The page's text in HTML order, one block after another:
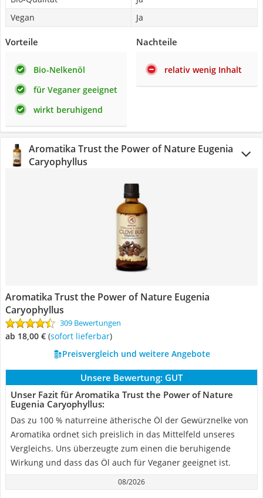
Vegan
Ja
Vorteile
Bio-Nelkenöl
für Veganer geeignet
wirkt beruhigend
Nachteile
relativ wenig Inhalt
Aromatika Trust the Power of Nature Eugenia
Caryophyllus
Aromatika Trust the Power of Nature Eugenia
Caryophyllus
309 Bewertungen
ab 18,00 € ( Sofort lieferbar)
Preisvergleich und weitere Angebote
Unsere Bewertung: GUT
Unser Fazit für Aromatika Trust the Power of Nature
Eugenia Caryophyllus:
Das zu 100 % naturreine ätherische Öl der Gewürznelke von
Aromatika ordnet sich preislich in das Mittelfeld unseres
Vergleichs. Uns überzeugte zum einen die beruhigende
Wirkung und dass das Öl auch für Veganer geeignet ist.
08/2026